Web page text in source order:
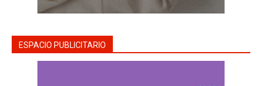
ESPACIO PUBLICITARIO